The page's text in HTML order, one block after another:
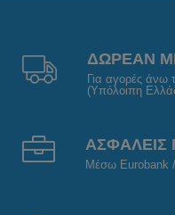
ΔΩΡΕΑΝ
Για αγορές άνω
(Υπόλοιπη
Μέσω Eurobank